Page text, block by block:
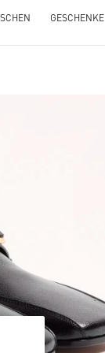
GESCHENKE
New Tab